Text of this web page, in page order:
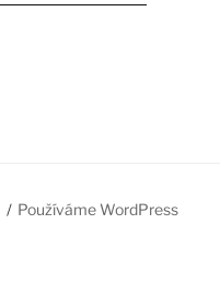
Používáme WordPress